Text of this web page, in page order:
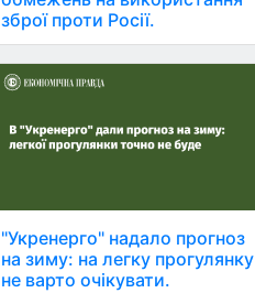
зброї проти Росії.
"Укренерго" надало прогноз
на зиму: на легку прогулянку
не варто очікувати.